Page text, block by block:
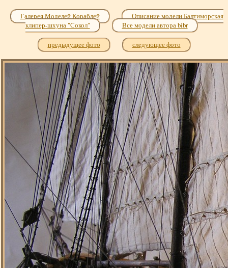
Галерея Моделей Кораблей
Описание модели Балтиморская
клипер-шхуна "Сокол"
Все модели автора bibr
предыдущее фото следующее фото